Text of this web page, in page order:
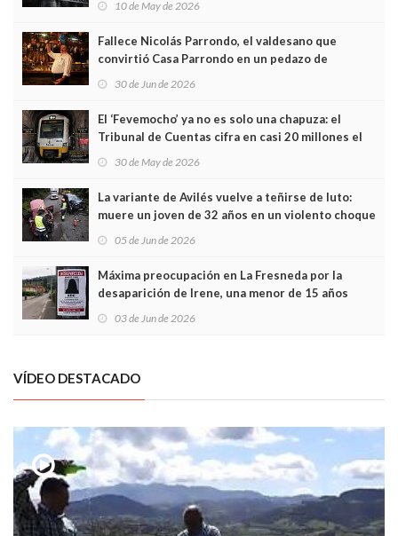
10 de May de 2026
Fallece Nicolás Parrondo, el valdesano que
convirtió Casa Parrondo en un pedazo de
Asturias en Madrid
30 de Jun de 2026
El ‘Fevemocho’ ya no es solo una chapuza: el
Tribunal de Cuentas cifra en casi 20 millones el
sobrecoste de los trenes que no cabían por los
30 de May de 2026
La variante de Avilés vuelve a teñirse de luto:
muere un joven de 32 años en un violento choque
frontal
05 de Jun de 2026
Máxima preocupación en La Fresneda por la
desaparición de Irene, una menor de 15 años
03 de Jun de 2026
VÍDEO DESTACADO